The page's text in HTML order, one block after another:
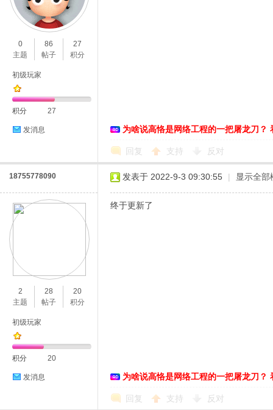
0
主题
86
帖子
27
积分
初级玩家
积分 27
发消息 为啥说高恪是网络工程的一把屠龙刀？
回复 支持 反对
18755778090
2
主题
28
帖子
20
积分
初级玩家
积分 20
发消息
发表于 2022-9-3 09:30:55 | 显示全部
终于更新了
为啥说高恪是网络工程的一把屠龙刀？
回复 支持 反对